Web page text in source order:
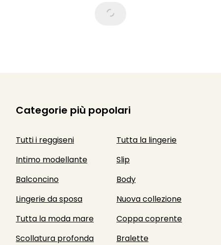
Categorie più popolari
Tutti i reggiseni
Tutta la lingerie
Intimo modellante
Slip
Balconcino
Body
Lingerie da sposa
Nuova collezione
Tutta la moda mare
Coppa coprente
Scollatura profonda
Bralette